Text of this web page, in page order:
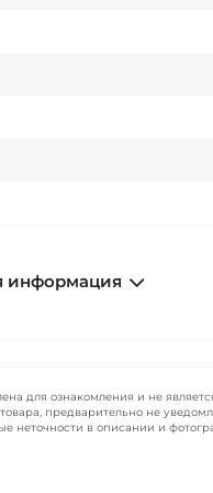
информация
для ознакомления и не
предварительно не
неточности в описании и